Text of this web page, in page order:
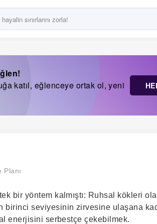
katıl, eğlenceye ortak ol, yeni
Planı
bir yöntem kalmıştı: Ruhsal kökleri
birinci seviyesinin zirvesine ulaşana
enerjisini serbestçe çekebilmek.